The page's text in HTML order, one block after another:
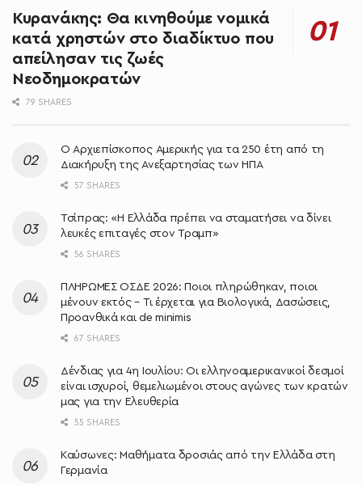
Κυρανάκης: Θα κινηθούμε νομικά
κατά χρηστών στο διαδίκτυο που
απείλησαν τις ζωές
Νεοδημοκρατών
79 SHARES
O Αρχιεπίσκοπος Αμερικής για τα 250 έτη από τη
Διακήρυξη της Ανεξαρτησίας των ΗΠΑ
57 SHARES
Τσίπρας: «Η Ελλάδα πρέπει να σταματήσει να δίνει
λευκές επιταγές στον Τραμπ»
56 SHARES
ΠΛΗΡΩΜΕΣ ΟΣΔΕ 2026: Ποιοι πληρώθηκαν, ποιοι
μένουν εκτός – Τι έρχεται για Βιολογικά, Δασώσεις,
Προανθικά και de minimis
67 SHARES
Δένδιας για 4η Ιουλίου: Οι ελληνοαμερικανικοί δεσμοί
είναι ισχυροί, θεμελιωμένοι στους αγώνες των κρατών
μας για την Ελευθερία
55 SHARES
Καύσωνες: Μαθήματα δροσιάς από την Ελλάδα στη
Γερμανία